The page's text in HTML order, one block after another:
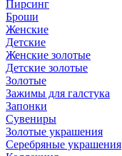
Пирсинг
Броши
Женские
Детские
Женские золотые
Детские золотые
Золотые
Зажимы для галстука
Запонки
Сувениры
Золотые украшения
Серебряные украшения